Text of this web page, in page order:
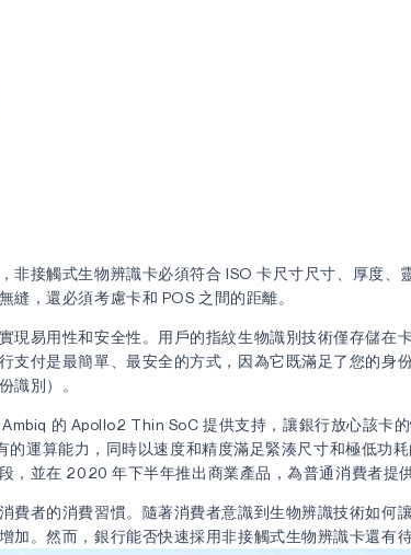
非接觸式生物辨識卡必須符合 ISO 卡尺寸尺寸、厚度、
縫，還必須考慮卡和 POS 之間的距離。
現易用性和安全性。用戶的指紋生物識別技術僅存儲在
支付是最簡單、最安全的方式，因為它既滿足了您的身
識別）。
的 Apollo2 Thin SoC 提供支持，讓銀行放心該卡
運算能力，同時以速度和精度滿足緊湊尺寸和極低功耗
，並在 2020 年下半年推出商業產品，為普通消費者提供
費者的消費習慣。隨著消費者意識到生物辨識技術如何
加。然而，銀行能否快速採用非接觸式生物辨識卡還有待